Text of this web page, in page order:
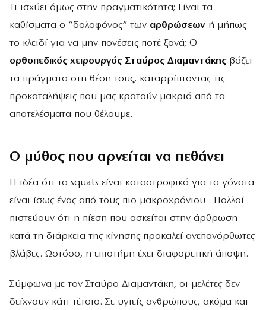
Τι ισχύει όμως στην πραγματικότητα; Είναι τα
καθίσματα ο “δολοφόνος” των αρθρώσεων ή μήπως
το κλειδί για να μην πονέσεις ποτέ ξανά; Ο
ορθοπεδικός χειρουργός Σταύρος Διαμαντάκηςβάζει
τα πράγματα στη θέση τους, καταρρίπτοντας τις
προκαταλήψεις που μας κρατούν μακριά από τα
αποτελέσματα που θέλουμε.
Ο μύθος που αρνείται να πεθάνει
Η ιδέα ότι τα squats είναι καταστροφικά για τα γόνατα
είναι ίσως ένας από τους πιο μακροχρόνιου . Πολλοί
πιστεύουν ότι η πίεση που ασκείται στην άρθρωση
κατά τη διάρκεια της κίνησης προκαλεί ανεπανόρθωτες
βλάβες. Ωστόσο, η επιστήμη έχει διαφορετική άποψη.
Σύμφωνα με τον Σταύρο Διαμαντάκη, οι μελέτες δεν
δείχνουν κάτι τέτοιο. Σε υγιείς ανθρώπους, ακόμα και